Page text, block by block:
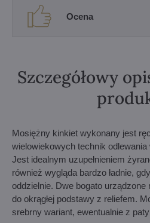
Ocena
Szczegółowy
Mosiężny kinkiet wykonany jest
wielowiekowych technik
Jest idealnym uzupełnieniem
również wygląda bardzo ładnie,
oddzielnie. Dwe bogato
do okrągłej podstawy z reliefem.
srebrny wariant, ewentualnie z